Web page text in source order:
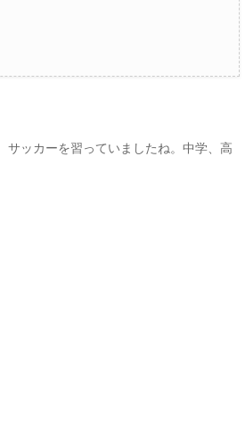
ッカーを習っていましたね。中学、高